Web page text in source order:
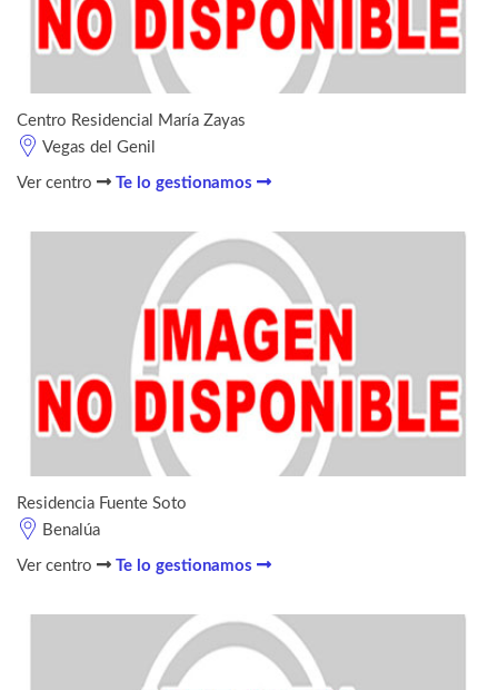
Centro Residencial María Zayas
Vegas del Genil
Ver centro Te lo gestionamos
Residencia Fuente Soto
Benalúa
Ver centro Te lo gestionamos